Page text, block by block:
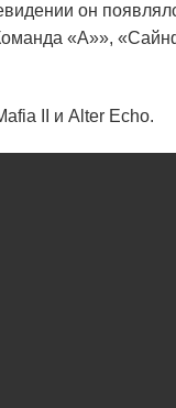
он
«А»»,
II и Alter Echo.